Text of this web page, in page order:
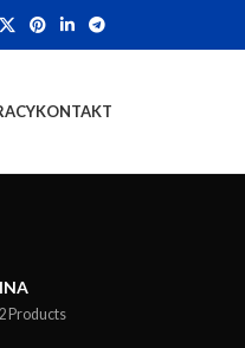
KONTAKT
Products